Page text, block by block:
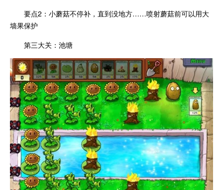
要点2：小蘑菇不停补，直到没地方……喷射蘑菇前可以用大
墙果保护
第三大关：池塘